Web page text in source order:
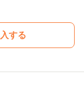
する